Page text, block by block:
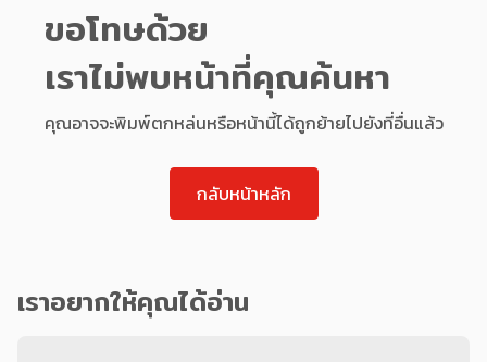
ขอโทษด้วย
เราไม่พบหน้าที่คุณค้นหา
คุณอาจจะพิมพ์ตกหล่นหรือหน้านี้ได้ถูกย้ายไปยังที่อื่นแล้ว
กลับหน้าหลัก
เราอยากให้คุณได้อ่าน